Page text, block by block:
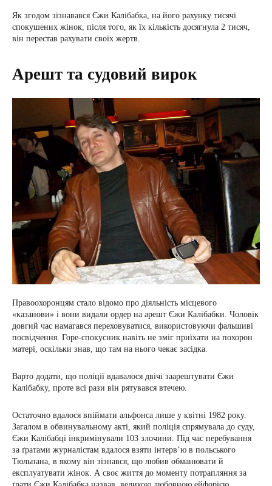
Як згодом зізнавався Єжи Калібабка, на його рахунку тисячі
спокушених жінок, після того, як їх кількість досягнула 2 тисяч,
він перестав рахувати своїх жертв.
Арешт та судовий вирок
Правоохоронцям стало відомо про діяльність місцевого
«казанови» і вони видали ордер на арешт Єжи Калібабки. Чоловік
довгий час намагався переховуватися, використовуючи фальшиві
посвідчення. Горе-спокусник навіть не зміг приїхати на похорон
матері, оскільки знав, що там на нього чекає засідка.
Варто додати, що поліції вдавалося двічі заарештувати Єжи
Калібабку, проте всі рази він рятувався втечею.
Остаточно вдалося впіймати альфонса лише у квітні 1982 року.
Загалом в обвинувальному акті, який поліція спрямувала до суду,
Єжи Калібабці інкримінували 103 злочини. Під час перебування
за ґратами журналістам вдалося взяти інтерв’ю в польського
Тюльпана, в якому він зізнався, що любив обманювати й
експлуатувати жінок. А своє життя до моменту потрапляння за